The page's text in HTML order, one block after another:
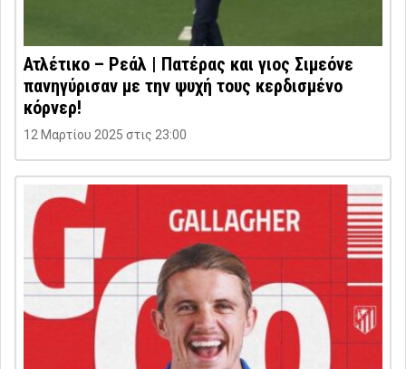
Ατλέτικο – Ρεάλ | Πατέρας και γιος Σιμεόνε
πανηγύρισαν με την ψυχή τους κερδισμένο
κόρνερ!
12 Μαρτίου 2025 στις 23:00